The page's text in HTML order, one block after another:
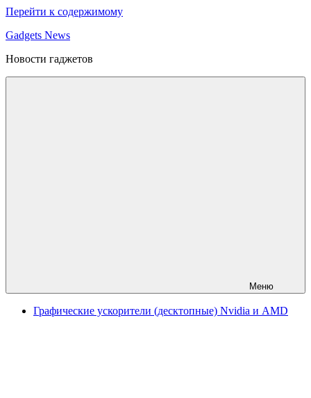
Перейти к содержимому
Gadgets News
Новости гаджетов
Меню
Графические ускорители (десктопные) Nvidia и AMD